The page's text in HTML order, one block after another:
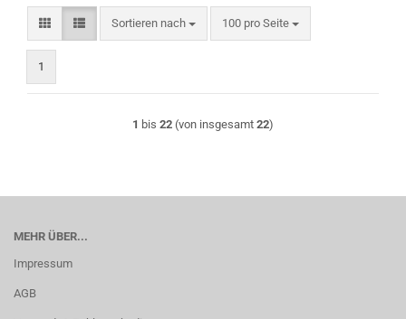
Sortieren nach
Sortieren nach 100 pro Seite
pro Seite
1
1 bis 22 (von insgesamt 22)
MEHR ÜBER...
Impressum
AGB